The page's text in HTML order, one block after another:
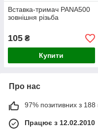
Вставка-тримач PANA500
зовнішня різьба
105 ₴
Купити
Про нас
97% позитивних з 188
Працює з 12.02.2010